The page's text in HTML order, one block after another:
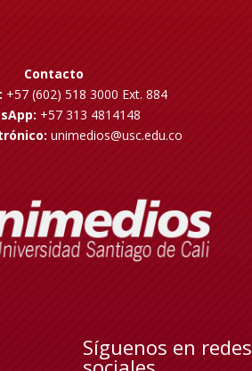
Contacto
+57 (602) 518 3000 Ext. 884
+57 313 4814148
unimedios@usc.edu.co
Síguenos en redes